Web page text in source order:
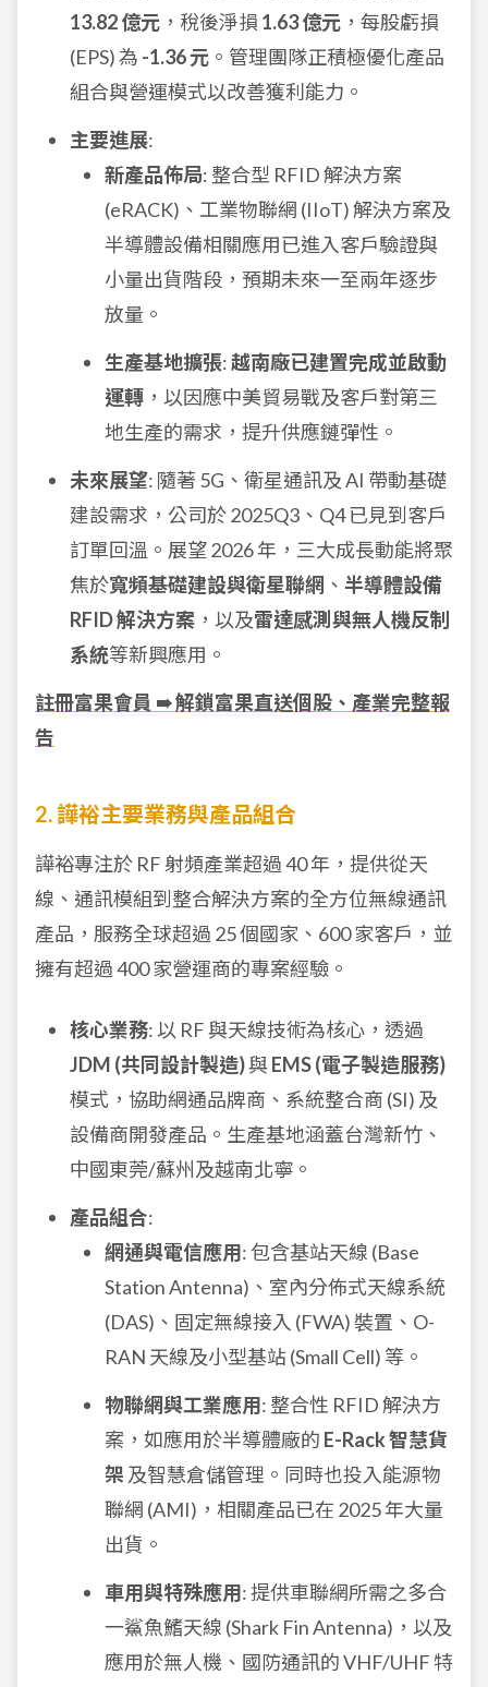
13.82 億元 ，稅後淨損 1.63 億元 ，每股虧損
(EPS) 為 -1.36 元 。管理團隊正積極優化產品
組合與營運模式以改善獲利能力。
主要進展:
新產品佈局: 整合型 RFID 解決方案
(eRACK)、工業物聯網 (IIoT) 解決方案及
半導體設備相關應用已進入客戶驗證與
小量出貨階段，預期未來一至兩年逐步
放量。
生產基地擴張:越南廠已建置完成並啟動
運轉 ，以因應中美貿易戰及客戶對第三
地生產的需求，提升供應鏈彈性。
未來展望: 隨著 5G、衛星通訊及 AI 帶動基礎
建設需求，公司於 2025Q3、Q4 已見到客戶
訂單回溫。展望 2026 年，三大成長動能將聚
焦於寬頻基礎建設與衛星聯網 、 半導體設備
RFID 解決方案 ，以及雷達感測與無人機反制
系統等新興應用。
註冊富果會員 ➠ 解鎖富果直送個股、產業完整報
告
2. 譁裕主要業務與產品組合
譁裕專注於 RF 射頻產業超過 40 年，提供從天
線、通訊模組到整合解決方案的全方位無線通訊
產品，服務全球超過 25 個國家、600 家客戶，並
擁有超過 400 家營運商的專案經驗。
核心業務: 以 RF 與天線技術為核心，透過
JDM (共同設計製造)與EMS (電子製造服務)
模式，協助網通品牌商、系統整合商 (SI) 及
設備商開發產品。生產基地涵蓋台灣新竹、
中國東莞/蘇州及越南北寧。
產品組合:
網通與電信應用: 包含基站天線 (Base
Station Antenna)、室內分佈式天線系統
(DAS)、固定無線接入 (FWA) 裝置、O-
RAN 天線及小型基站 (Small Cell) 等。
物聯網與工業應用: 整合性 RFID 解決方
案，如應用於半導體廠的 E-Rack 智慧貨
架 及智慧倉儲管理。同時也投入能源物
聯網 (AMI)，相關產品已在 2025 年大量
出貨。
車用與特殊應用: 提供車聯網所需之多合
一鯊魚鰭天線 (Shark Fin Antenna)，以及
應用於無人機、國防通訊的 VHF/UHF 特